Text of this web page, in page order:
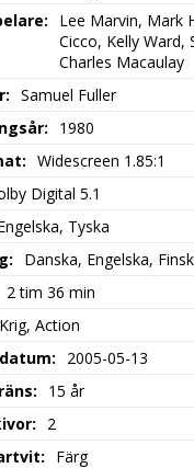
Lee Marvin, Mark
Cicco, Kelly Ward,
Charles Macaulay
Samuel Fuller
1980
Widescreen 1.85:1
Digital 5.1
Tyska
Danska, Engelska,
2 tim 36 min
Krig, Action
2005-05-13
15 år
2
Färg